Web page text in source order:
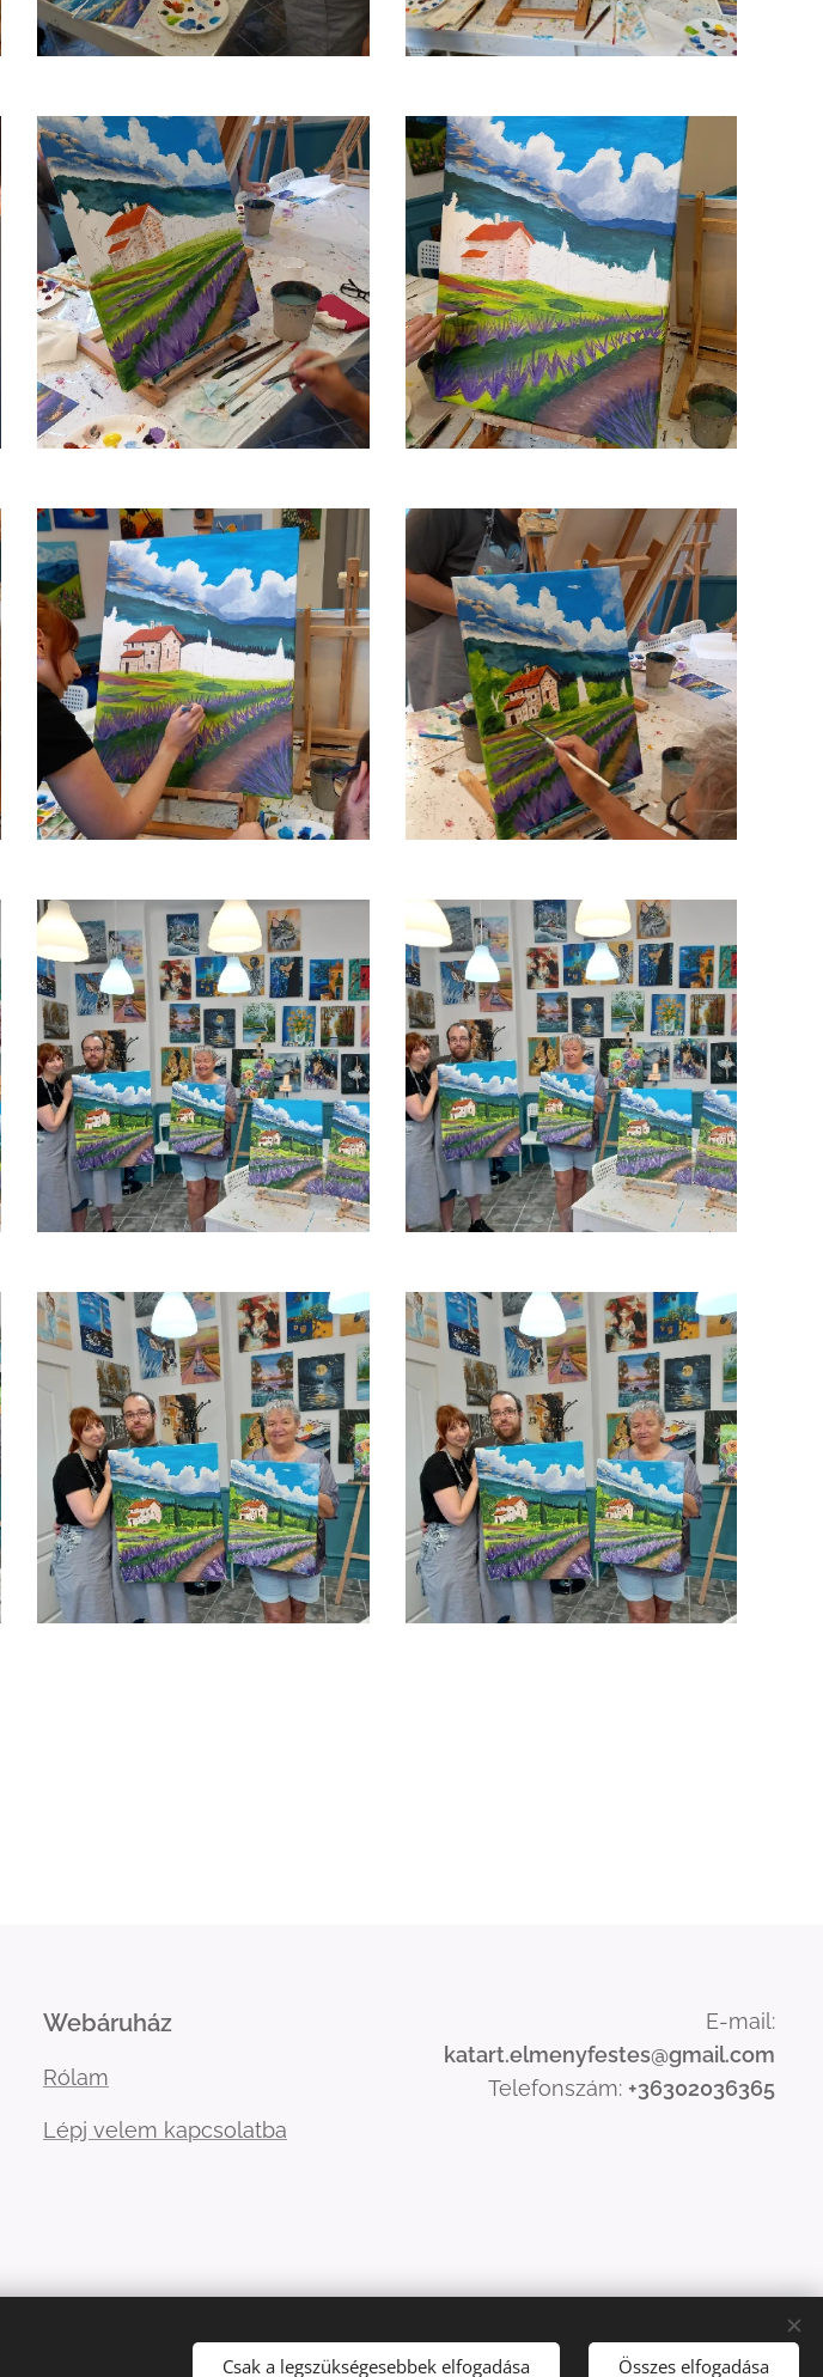
Webáruház
Rólam
Lépj velem kapcsolatba
E-mail:
katart.elmenyfestes@gmail.com
Telefonszám: +36302036365
Csak a legszükségesebbek elfogadása Összes elfogadása